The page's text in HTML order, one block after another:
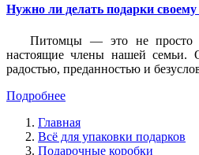
Нужно ли делать подарки
Питомцы — это не просто
настоящие члены нашей
радостью, преданностью и
Подробнее
Главная
Всё для упаковки подарков
Подарочные коробки